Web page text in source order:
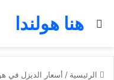
هنا هولندا
بحث عن
الرئيسية / أسعار الديزل في